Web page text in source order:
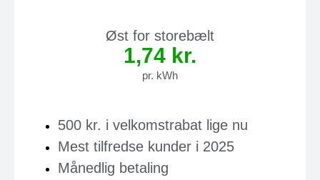
Øst for storebælt
1,74 kr.
pr. kWh
500 kr. i velkomstrabat lige nu
Mest tilfredse kunder i 2025
Månedlig betaling